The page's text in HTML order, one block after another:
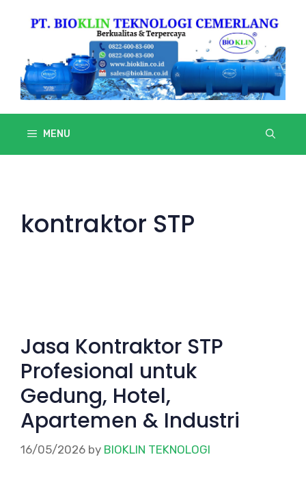
MENU
kontraktor STP
Jasa Kontraktor STP
Profesional untuk
Gedung, Hotel,
Apartemen & Industri
16/05/2026 by BIOKLIN TEKNOLOGI